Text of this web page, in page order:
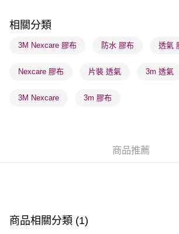
物流公司進行物流配送
每筆HK$65.00，滿HK$300.00或以上免運費
(香港門市) 只顯示可選門市。確認發貨後2-5個
每筆HK$20.00，滿HK$100.00或以上免運費
每筆HK$20.00，滿HK$100.00或以上免運費
相關分類
3M Nexcare 膠布 防水 膠布 透氣
Nexcare 膠布 片裝 透氣 3m 透氣
3M Nexcare 3m 膠布
商品推薦
商品相關分類 (1)